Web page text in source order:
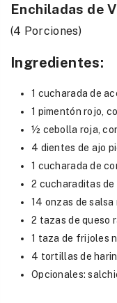
Enchiladas de
(4 Porciones)
Ingredientes:
1 cucharada de
1 pimentón rojo,
½ cebolla roja,
4 dientes de ajo
1 cucharada de
2 cucharaditas de
14 onzas de salsa
2 tazas de queso
1 taza de frijoles
4 tortillas de
Opcionales: